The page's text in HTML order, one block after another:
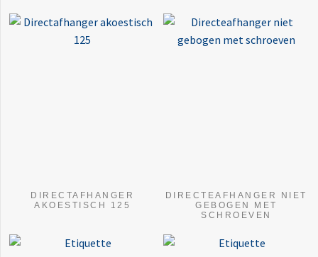
DIRECTAFHANGER
AKOESTISCH 125
DIRECTEAFHANGER NIET
GEBOGEN MET
SCHROEVEN